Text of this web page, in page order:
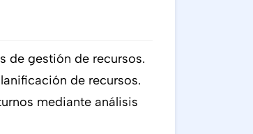
de gestión de recursos.
de recursos.
mediante análisis